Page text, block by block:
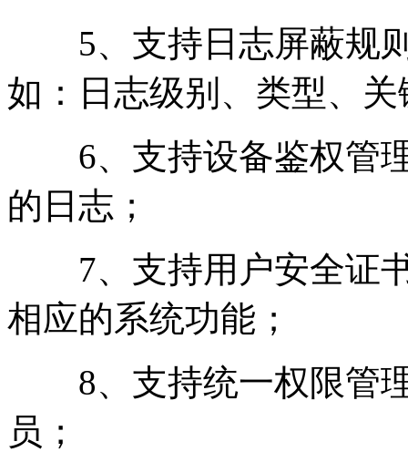
5、支持日志屏蔽规则
如：日志级别、类型、
6、支持设备鉴权管理
的日志；
7、支持用户安全证书
相应的系统功能；
8、支持统一权限管理
员；